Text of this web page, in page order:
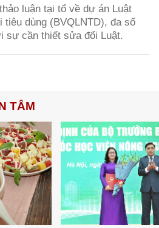
luận tại tổ về dự án Luật
dùng (BVQLNTD), đa số
sự cần thiết sửa đổi Luật.
TÂM